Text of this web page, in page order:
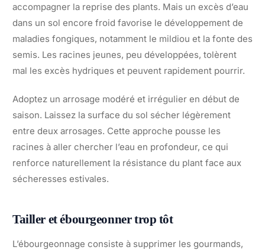
accompagner la reprise des plants. Mais un excès d’eau
dans un sol encore froid favorise le développement de
maladies fongiques, notamment le mildiou et la fonte des
semis. Les racines jeunes, peu développées, tolèrent
mal les excès hydriques et peuvent rapidement pourrir.
Adoptez un arrosage modéré et irrégulier en début de
saison. Laissez la surface du sol sécher légèrement
entre deux arrosages. Cette approche pousse les
racines à aller chercher l’eau en profondeur, ce qui
renforce naturellement la résistance du plant face aux
sécheresses estivales.
Tailler et ébourgeonner trop tôt
L’ébourgeonnage consiste à supprimer les gourmands,